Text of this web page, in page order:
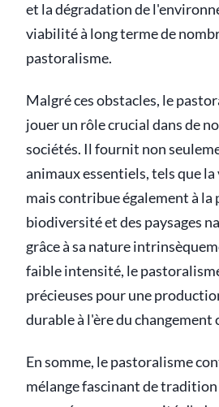
et la dégradation de
viabilité à long terme de
pastoralisme.
Malgré ces obstacles, le
jouer un rôle crucial dans de
sociétés. Il fournit non
animaux essentiels, tels que
mais contribue également à la
biodiversité et des paysages
grâce à sa nature
faible intensité, le
précieuses pour une
durable à l'ère du changement
En somme, le pastoralisme
mélange fascinant de